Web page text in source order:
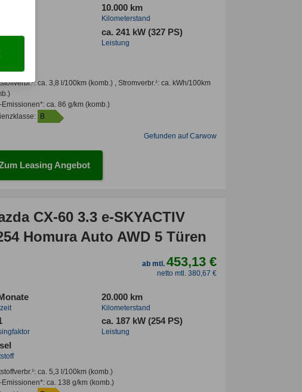
10.000 km
Kilometerstand
ca. 241 kW (327 PS)
Leistung
ca. 3,8 l/100km(komb.) , Stromverbr.¹: ca. kWh/100km
Emissionen*: ca. 86 g/km(komb.)
B
Gefunden auf Carwow
Leasing Angebot
CX-60 3.3 e-SKYACTIV
Homura Auto AWD 5 Türen
ab mtl.453,13 €
netto mtl. 380,67 €
20.000 km
Kilometerstand
ca. 187 kW (254 PS)
Leistung
ca. 5,3 l/100km(komb.)
Emissionen*: ca. 138 g/km(komb.)